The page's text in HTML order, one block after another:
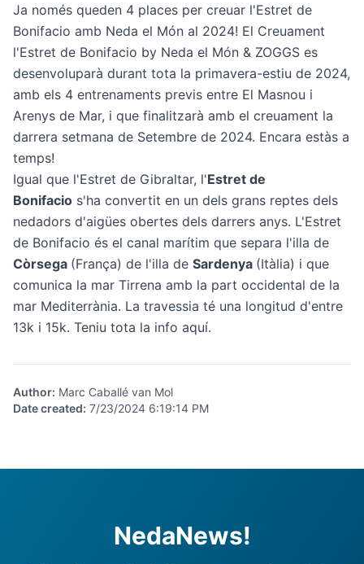
Ja només queden 4 places per creuar l'Estret de
Bonifacio amb Neda el Món al 2024! El Creuament
l'Estret de Bonifacio by Neda el Món & ZOGGS es
desenvoluparà durant tota la primavera-estiu de 2024,
amb els 4 entrenaments previs entre El Masnou i
Arenys de Mar, i que finalitzarà amb el creuament la
darrera setmana de Setembre de 2024. Encara estàs a
temps!
Igual que l'Estret de Gibraltar, l'Estret de
Bonifacio s'ha convertit en un dels grans reptes dels
nedadors d'aigües obertes dels darrers anys. L'Estret
de Bonifacio és el canal marítim que separa l'illa de
Còrsega (França) de l'illa de Sardenya (Itàlia) i que
comunica la mar Tirrena amb la part occidental de la
mar Mediterrània. La travessia té una longitud d'entre
13k i 15k. Teniu tota la info aquí.
Author: Marc Caballé van Mol
Date created: 7/23/2024 6:19:14 PM
NedaNews!